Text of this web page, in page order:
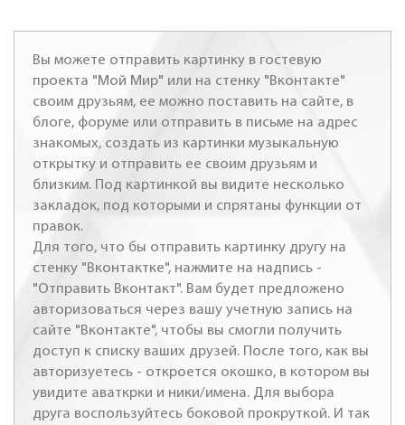
Вы можете отправить картинку в гостевую
проекта "Мой Мир" или на стенку "Вконтакте"
своим друзьям, ее можно поставить на сайте, в
блоге, форуме или отправить в письме на адрес
знакомых, создать из картинки музыкальную
открытку и отправить ее своим друзьям и
близким. Под картинкой вы видите несколько
закладок, под которыми и спрятаны функции от
правок.
Для того, что бы отправить картинку другу на
стенку "Вконтактке", нажмите на надпись -
"Отправить Вконтакт". Вам будет предложено
авторизоваться через вашу учетную запись на
сайте "Вконтакте", чтобы вы смогли получить
доступ к списку ваших друзей. После того, как вы
авторизуетесь - откроется окошко, в котором вы
увидите аваткрки и ники/имена. Для выбора
друга воспользуйтесь боковой прокруткой. И так